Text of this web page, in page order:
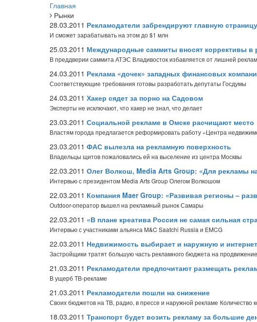
Главная
Рынки
28.03.2011 Рекламодатели забрендируют главную
И сможет зарабатывать на этом до $1 млн
25.03.2011 Международные саммиты вносят коррективы в
В преддверии саммита АТЭС Владивосток избавляется от лишней
24.03.2011 Реклама «дочек» западных финансовых
Соответствующие требования готовы разработать депутаты Госдумы
24.03.2011 Хакер сядет за порно на Садовом
Эксперты не исключают, что хакер не знал, что делает
23.03.2011 Социальной рекламе в Омске расчищают место
Властям города предлагается реформировать работу «Центра
23.03.2011 ФАС вылезла на рекламную поверхность
Владельцы щитов пожаловались ей на выселение из центра Москвы
22.03.2011 Олег Волкош, Media Arts Group: «Для рекламы
Интервью с президентом Media Arts Group Олегом Волкошом
22.03.2011 Компания Maer Group: «Развивая регионы –
Outdoor-оператор вышел на рекламный рынок Самары
22.03.2011 «В плане креатива Россия не самая сильная
Интервью с участниками альянса M&C Saatchi Russia и EMCG
22.03.2011 Недвижимость выбирает и наружную и
Застройщики тратят большую часть рекламного бюджета на
21.03.2011 Рекламодатели предпочитают размещать
В ущерб ТВ-рекламе
21.03.2011 Рекламодатели пошли на снижение
Своих бюджетов на ТВ, радио, в прессе и наружной рекламе Количество
18.03.2011 Транспорт будет возить рекламу за большие